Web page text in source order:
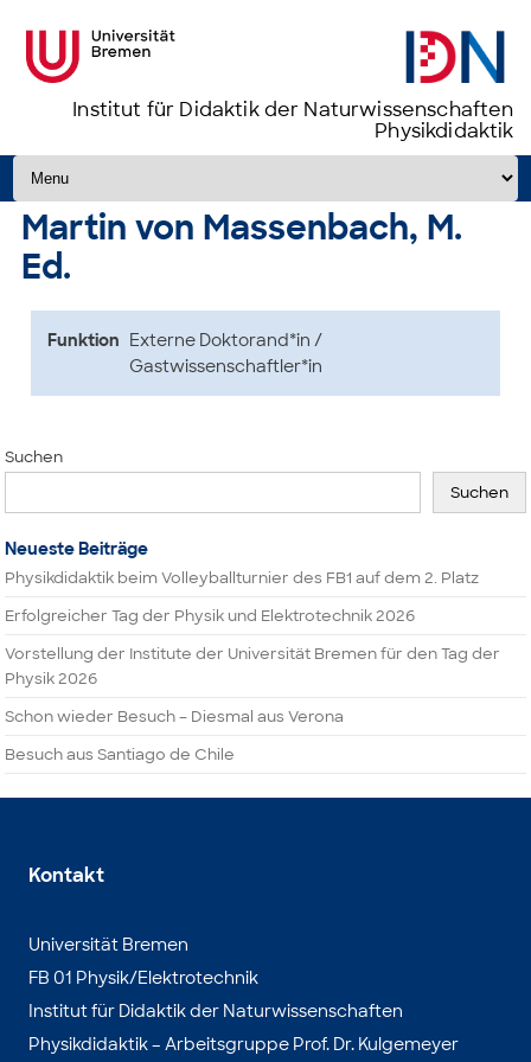
Institut für Didaktik der Naturwissenschaften
Physikdidaktik
Zum Inhalt springen
Martin von Massenbach, M.
Ed.
Funktion Externe Doktorand*in /
Gastwissenschaftler*in
Suchen
Suchen
Neueste Beiträge
Physikdidaktik beim Volleyballturnier des FB1 auf dem 2. Platz
Erfolgreicher Tag der Physik und Elektrotechnik 2026
Vorstellung der Institute der Universität Bremen für den Tag der
Physik 2026
Schon wieder Besuch – Diesmal aus Verona
Besuch aus Santiago de Chile
Kontakt
Universität Bremen
FB 01 Physik/Elektrotechnik
Institut für Didaktik der Naturwissenschaften
Physikdidaktik – Arbeitsgruppe Prof. Dr. Kulgemeyer